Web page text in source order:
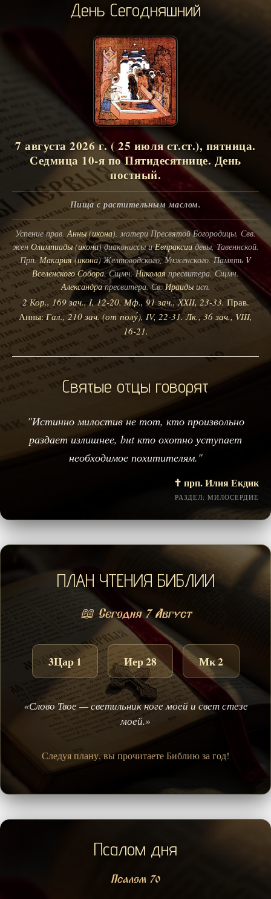
День Сегодняшний
7 августа 2026 г. ( 25 июля ст.ст.), пятница.
Седмица 10-я по Пятидесятнице. День
постный.
Пища с растительным маслом.
Успение прав. Анны(икона), матери Пресвятой Богородицы. Свв.
жен Олимпиады(икона) диакониссы иЕвпраксиидевы, Тавеннской.
Прп.Макария(икона) Желтоводского, Унженского. Память V
Вселенского Собора. Сщмч.Николая пресвитера. Сщмч.
Александрапресвитера. Св.Ираидыисп.
2 Кор., 169 зач., I, 12-20. Мф., 91 зач., XXII, 23-33.Прав.
Анны:Гал., 210 зач. (от полу́), IV, 22-31. Лк., 36 зач., VIII,
16-21.
Святые отцы говорят
"Истинно милостив не тот, кто произвольно
раздает излишнее, but кто охотно уступает
необходимое похитителям."
✝️ прп. Илия Екдик
РАЗДЕЛ: МИЛОСЕРДИЕ
ПЛАН ЧТЕНИЯ БИБЛИИ
📖 Сегодня 7 Август
3Цар 1 Иер 28 Мк 2
«Слово Твое — светильник ноге моей и свет стезе
моей.»
Следуя плану, вы прочитаете Библию за год!
Псалом дня
Псалом 70